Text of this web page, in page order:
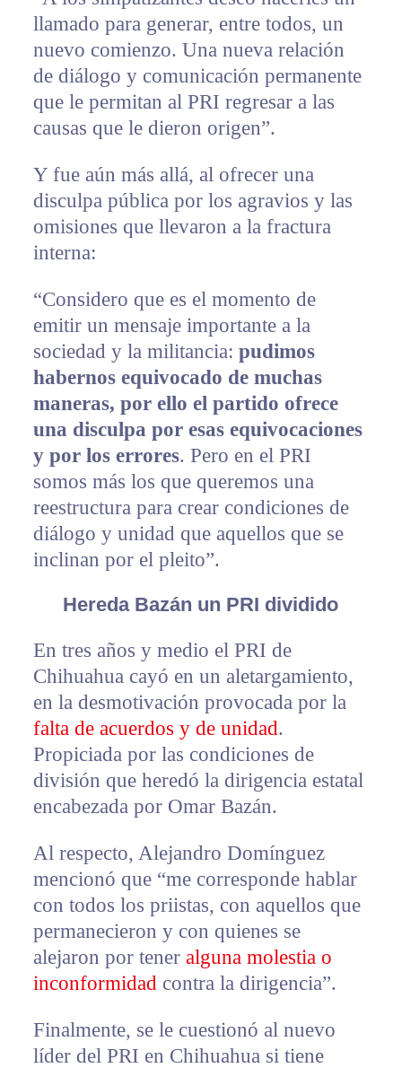
llamado para generar, entre todos, un
nuevo comienzo. Una nueva relación
de diálogo y comunicación permanente
que le permitan al PRI regresar a las
causas que le dieron origen”.
Y fue aún más allá, al ofrecer una
disculpa pública por los agravios y las
omisiones que llevaron a la fractura
interna:
“Considero que es el momento de
emitir un mensaje importante a la
sociedad y la militancia: pudimos
habernos equivocado de muchas
maneras, por ello el partido ofrece
una disculpa por esas equivocaciones
y por los errores. Pero en el PRI
somos más los que queremos una
reestructura para crear condiciones de
diálogo y unidad que aquellos que se
inclinan por el pleito”.
Hereda Bazán un PRI dividido
En tres años y medio el PRI de
Chihuahua cayó en un aletargamiento,
en la desmotivación provocada por la
falta de acuerdos y de unidad.
Propiciada por las condiciones de
división que heredó la dirigencia estatal
encabezada por Omar Bazán.
Al respecto, Alejandro Domínguez
mencionó que “me corresponde hablar
con todos los priistas, con aquellos que
permanecieron y con quienes se
alejaron por tener alguna molestia o
inconformidad contra la dirigencia”.
Finalmente, se le cuestionó al nuevo
líder del PRI en Chihuahua si tiene